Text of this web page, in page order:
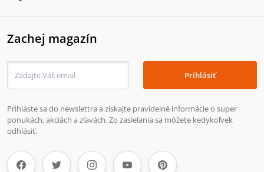
Zachej magazín
Prihlásiť
Prihláste sa do newslettra a získajte pravidelné informácie o super
ponukách, akciách a zľavách. Zo zasielania sa môžete kedykoľvek
odhlásiť.